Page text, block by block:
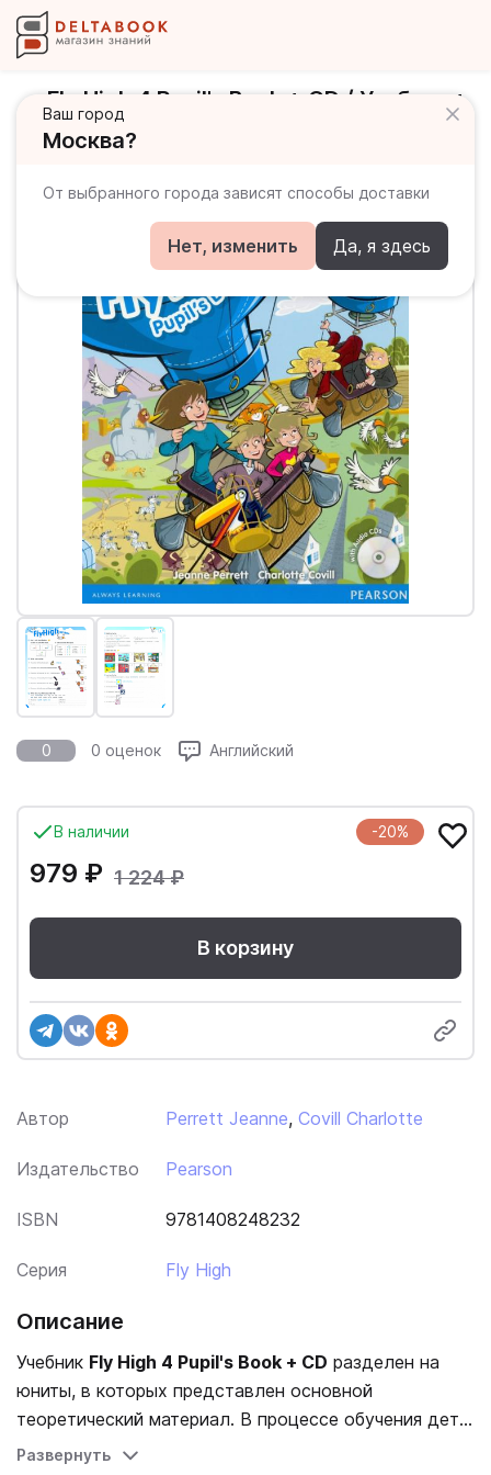
Ваш город
Москва?
От выбранного города зависят способы доставки
Нет, изменить Да, я здесь
Fly High 4 Pupil's Book + CD / Учебник +
CD
0 0 оценок Английский
Автор Perrett Jeanne, Covill Charlotte
Издательство Pearson
ISBN 9781408248232
Серия Fly High
В наличии -20%
979 ₽ 1 224 ₽
В корзину
Описание
Учебник Fly High 4 Pupil's Book + CD разделен на
юниты, в которых представлен основной
теоретический материал. В процессе обучения дети
знакомятся с главными героями (работником
Развернуть